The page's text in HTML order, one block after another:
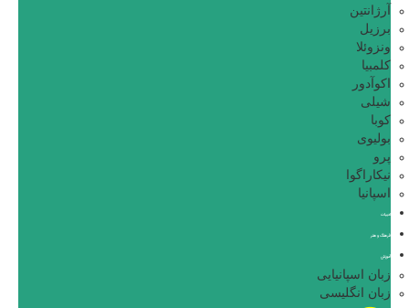
آرژانتین
برزیل
ونزوئلا
کلمبیا
اکوآدور
شیلی
کوبا
بولیوی
پرو
نیکاراگوا
اسپانیا
ادبیات
فرهنگ و هنر
آموزش
زبان اسپانیایی
زبان انگلیسی